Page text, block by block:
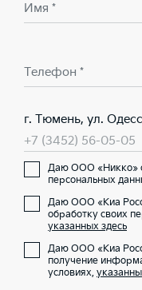
Имя *
Телефон *
г. Тюмень, ул.
+7 (3452) 56-05-05
Даю ООО «Никко»
персональных
Даю ООО «Киа
обработку своих
указанных здесь
Даю ООО «Киа
получение
условиях,